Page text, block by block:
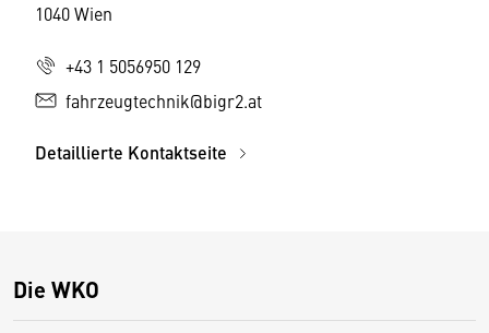
1040 Wien
+43 1 5056950 129
fahrzeugtechnik@bigr2.at
Detaillierte Kontaktseite
Die WKO